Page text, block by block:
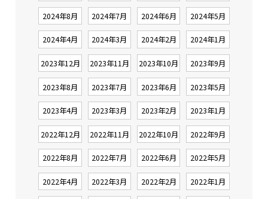
2024年8月 2024年7月 2024年6月 2024年5月
2024年4月 2024年3月 2024年2月 2024年1月
2023年12月 2023年11月 2023年10月 2023年9月
2023年8月 2023年7月 2023年6月 2023年5月
2023年4月 2023年3月 2023年2月 2023年1月
2022年12月 2022年11月 2022年10月 2022年9月
2022年8月 2022年7月 2022年6月 2022年5月
2022年4月 2022年3月 2022年2月 2022年1月